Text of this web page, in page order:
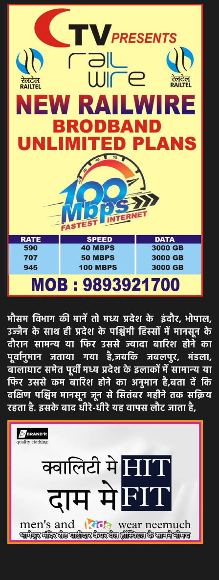
मौसम विभाग की मानें तो मध्‍य प्रदेश के इंदौर, भोपाल,
उज्‍जैन के साथ ही प्रदेश के पश्चिमी हिस्‍सों में मानसून के
दौरान सामन्‍य या फिर उससे ज्‍यादा बारिश होने का
पूर्वानुमान जताया गया है,जबकि जबलपुर, मंडला,
बालाघाट समेत पूर्वी मध्य प्रदेश के इलाकों में सामान्‍य या
फिर उससे कम बारिश होने का अनुमान है,बता दें कि
दक्षिण पश्चिम मानसून जून से सितंबर महीने तक सक्रिय
रहता है. इसके बाद धीरे-धीरे यह वापस लौट जाता है,